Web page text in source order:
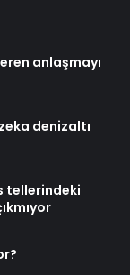
anlaşmayı
denizaltı
tellerindeki